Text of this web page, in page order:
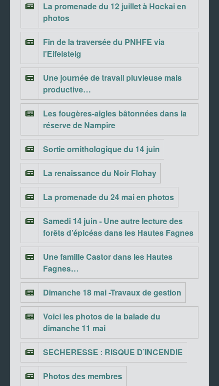
La promenade du 12 juillet à Hockai en
photos
Fin de la traversée du PNHFE via
l’Eifelsteig
Une journée de travail pluvieuse mais
productive…
Les fougères-aigles bâtonnées dans la
réserve de Nampîre
Sortie ornithologique du 14 juin
La renaissance du Noir Flohay
La promenade du 24 mai en photos
Samedi 14 juin - Une autre lecture des
forêts d’épicéas dans les Hautes Fagnes
Une famille Castor dans les Hautes
Fagnes…
Dimanche 18 mai -Travaux de gestion
Voici les photos de la balade du
dimanche 11 mai
SECHERESSE : RISQUE D’INCENDIE
Photos des membres